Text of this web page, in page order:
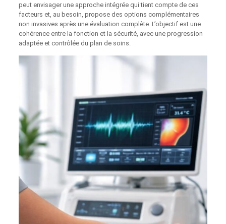
peut envisager une approche intégrée qui tient compte de ces
facteurs et, au besoin, propose des options complémentaires
non invasives après une évaluation complète. L’objectif est une
cohérence entre la fonction et la sécurité, avec une progression
adaptée et contrôlée du plan de soins.